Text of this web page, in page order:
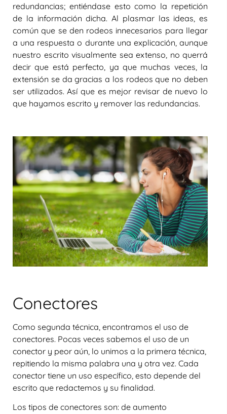
redundancias; entiéndase esto como la repetición
de la información dicha. Al plasmar las ideas, es
común que se den rodeos innecesarios para llegar
a una respuesta o durante una explicación, aunque
nuestro escrito visualmente sea extenso, no querrá
decir que está perfecto, ya que muchas veces, la
extensión se da gracias a los rodeos que no deben
ser utilizados. Así que es mejor revisar de nuevo lo
que hayamos escrito y remover las redundancias.
Conectores
Como segunda técnica, encontramos el uso de
conectores. Pocas veces sabemos el uso de un
conector y peor aún, lo unimos a la primera técnica,
repitiendo la misma palabra una y otra vez. Cada
conector tiene un uso específico, esto depende del
escrito que redactemos y su finalidad.
Los tipos de conectores son: de aumento